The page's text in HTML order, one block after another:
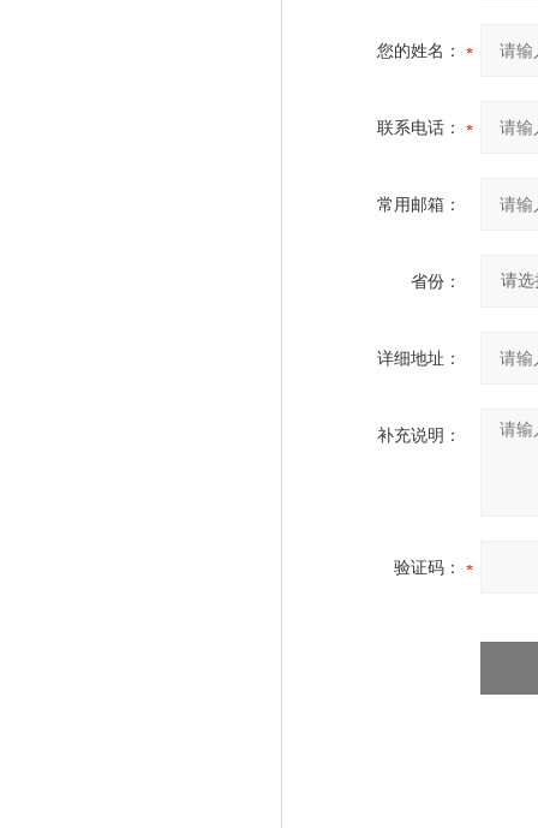
您的姓名：
联系电话：
常用邮箱：
省份：
详细地址：
补充说明：
验证码：